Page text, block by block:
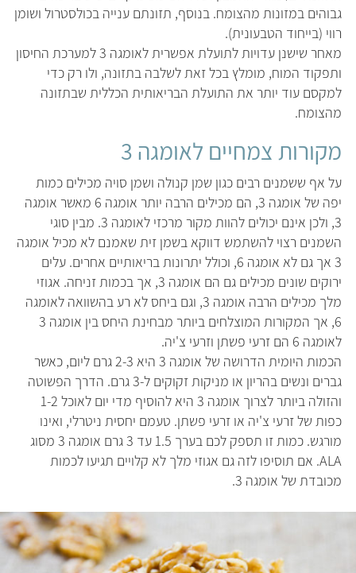
גבוהים במזונות מהצומח. בנוסף, תזונתם ענייה בכולסטרול ושומן
רווי (בייחוד הטבעונית).
מאחר שישנן עדויות לתועלת אפשרית לאומגה 3 למערכת החיסון
ותפקוד המוח, מומלץ בכל זאת לשלבה בתזונה, ולו רק כדי
למקסם עוד יותר את התועלת הבריאותית הכללית שבתזונה
מהצומח.
מקורות צמחיים לאומגה 3
על אף ששמנים רבים כגון שמן קנולה ושמן סויה מכילים כמות
יפה של אומגה 3, הם מכילים הרבה יותר אומגה 6 מאשר אומגה
3, ולכן אינם יכולים להוות מקור מרכזי לאומגה 3. מבין סוגי
השמנים רצוי להשתמש דווקא בשמן זית שאמנם לא מכיל אומגה
3 אך גם לא אומגה 6, וכולל יתרונות בריאותיים אחרים. עלים
ירוקים שונים מכילים גם הם אומגה 3, אך בכמות זניחה. אגוזי
מלך מכילים הרבה אומגה 3, וגם ביחס לא רע בהשוואה לאומגה
6, אך המקורות המוצלחים ביותר מבחינת היחס בין אומגה 3
לאומגה 6 הם זרעי פשתן וזרעי צ'יה.
הכמות היומית הדרושה של אומגה 3 היא 2-3 גרם ליום, כאשר
גברים ונשים בהריון או מניקות זקוקים ל-3 גרם. הדרך הפשוטה
והזולה ביותר לצרוך אומגה 3 היא להוסיף מדי יום לאוכל 1-2
כפות של זרעי צ'יה או זרעי פשתן. טעמם יחסית ניטרלי, ואינו
מורגש. כמות זו תספק לכם בערך 1.5 עד 3 גרם אומגה 3 מסוג
ALA. אם תוסיפו לזה גם אגוזי מלך לא קלויים תגיעו לכמות
מכובדת של אומגה 3.